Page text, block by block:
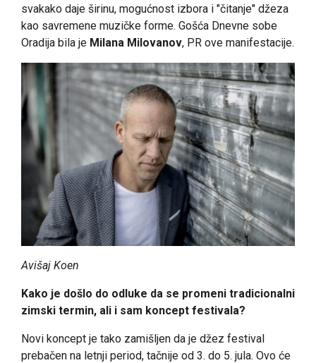
svakako daje širinu, mogućnost izbora i "čitanje" džeza
kao savremene muzičke forme. Gošća Dnevne sobe
Oradija bila je Milana Milovanov, PR ove manifestacije.
Avišaj Koen
Kako je došlo do odluke da se promeni tradicionalni
zimski termin, ali i sam koncept festivala?
Novi koncept je tako zamišljen da je džez festival
prebačen na letnji period, tačnije od 3. do 5. jula. Ovo će